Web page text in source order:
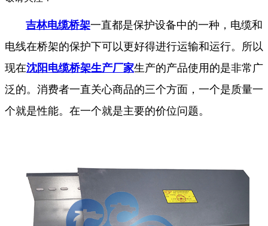
吉林电缆桥架一直都是保护设备中的一种，电缆和
电线在桥架的保护下可以更好得进行运输和运行。所以
现在沈阳电缆桥架生产厂家生产的产品使用的是非常广
泛的。消费者一直关心商品的三个方面，一个是质量一
个就是性能。在一个就是主要的价位问题。